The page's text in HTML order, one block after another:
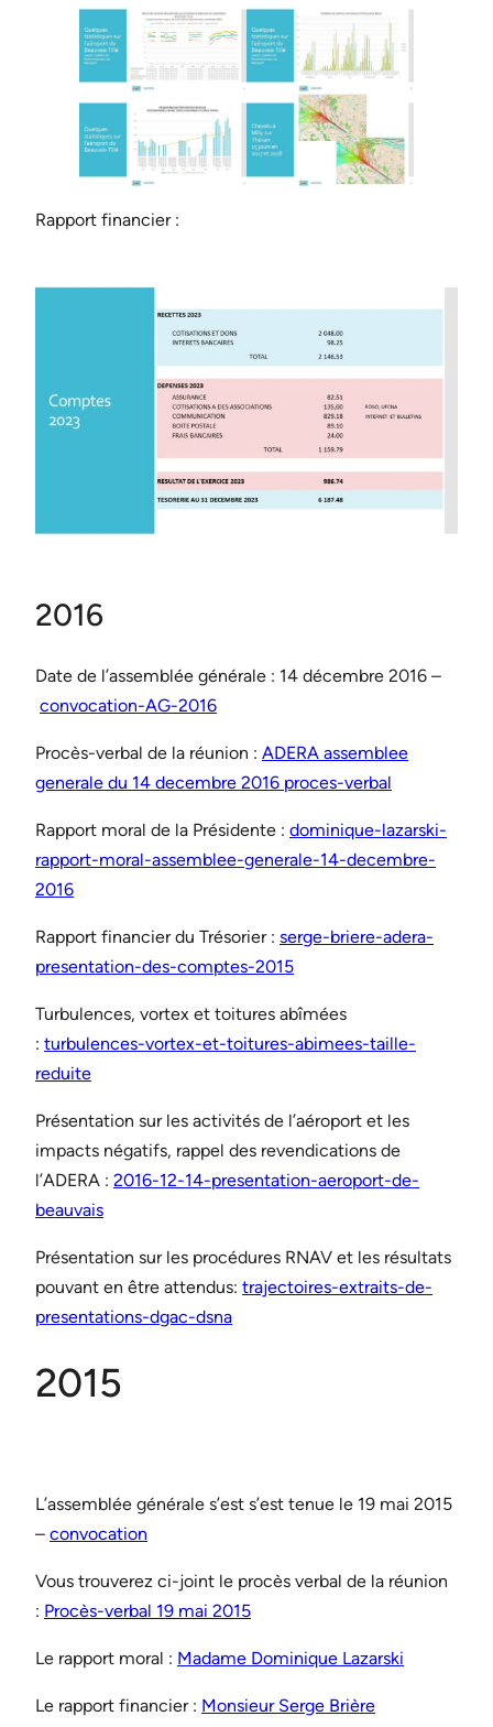
Rapport financier :
2016
Date de l’assemblée générale : 14 décembre 2016 –
convocation-AG-2016
Procès-verbal de la réunion : ADERA assemblee
generale du 14 decembre 2016 proces-verbal
Rapport moral de la Présidente : dominique-lazarski-
rapport-moral-assemblee-generale-14-decembre-
2016
Rapport financier du Trésorier : serge-briere-adera-
presentation-des-comptes-2015
Turbulences, vortex et toitures abîmées
: turbulences-vortex-et-toitures-abimees-taille-
reduite
Présentation sur les activités de l’aéroport et les
impacts négatifs, rappel des revendications de
l’ADERA : 2016-12-14-presentation-aeroport-de-
beauvais
Présentation sur les procédures RNAV et les résultats
pouvant en être attendus: trajectoires-extraits-de-
presentations-dgac-dsna
2015
L’assemblée générale s’est s’est tenue le 19 mai 2015
– convocation
Vous trouverez ci-joint le procès verbal de la réunion
: Procès-verbal 19 mai 2015
Le rapport moral : Madame Dominique Lazarski
Le rapport financier : Monsieur Serge Brière